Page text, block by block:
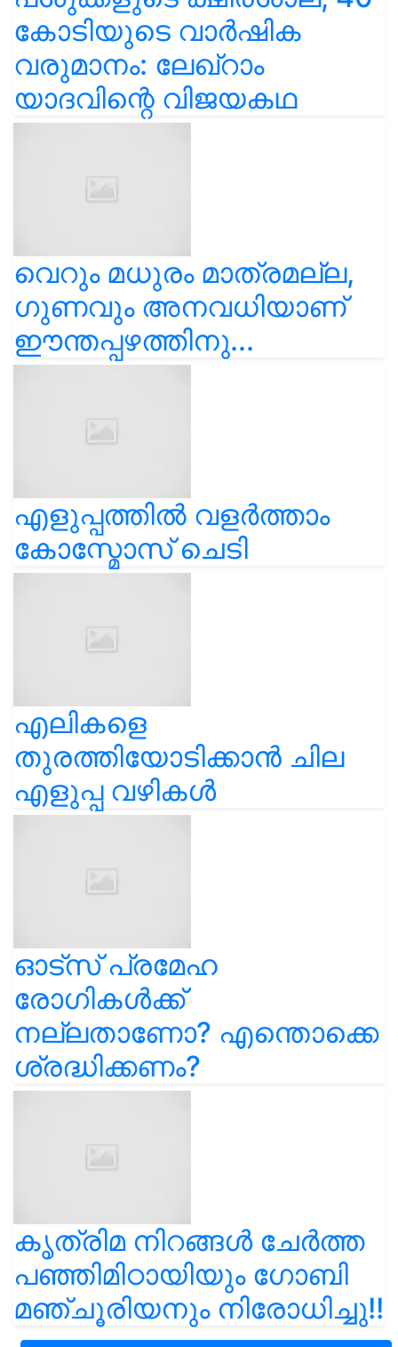
കോടിയുടെ വാർഷിക
വരുമാനം: ലേഖ്‌റാം
യാദവിന്റെ വിജയകഥ
വെറും മധുരം മാത്രമല്ല,
ഗുണവും അനവധിയാണ്
ഈന്തപ്പഴത്തിനു...
എളുപ്പത്തിൽ വളർത്താം
കോസ്മോസ് ചെടി
എലികളെ
തുരത്തിയോടിക്കാൻ ചില
എളുപ്പ വഴികൾ
ഓട്സ് പ്രമേഹ
രോഗികൾക്ക്
നല്ലതാണോ? എന്തൊക്കെ
ശ്രദ്ധിക്കണം?
കൃത്രിമ നിറങ്ങൾ ചേർത്ത
പഞ്ഞിമിഠായിയും ഗോബി
മഞ്ചൂരിയനും നിരോധിച്ചു!!